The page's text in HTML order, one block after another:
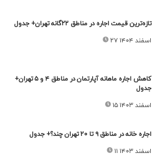
تازه‌ترین قیمت اجاره در مناطق ۲۲گانه تهران+ جدول
۲۷ اسفند ۱۴۰۴
کاهش اجاره‌‌‌ ماهانه آپارتمان در مناطق ۴ و ۵ تهران+
جدول
۱۵ اسفند ۱۴۰۳
اجاره‌‌‌ خانه در مناطق ۹ تا ۲۰ تهران چند؟+ جدول
۱۱ اسفند ۱۴۰۳